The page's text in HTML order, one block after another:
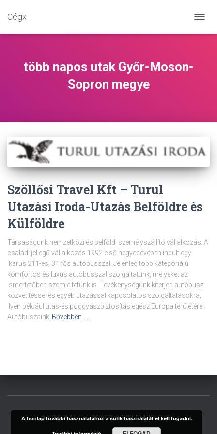
Cégx
BE-/
több napos utak Győr-Moson-
Sopron megye
Szöllősi Travel Kft – Turul
Utazási Iroda-Utazás Belföldre és
Külföldre
Társaságunk nemzetközi és belföldi személyszállító vállalkozás. A
családi jellegű vállalkozás 1992 első negyedévében indult egy
Ikarus 211-es, 34 fős autóbusszal. Jelenleg több kategóriájú
komfortos és luxus autóbusszal szolgáltatunk, melyeket az
ismertetőben szemléltetünk is. Tevékenységünk kiterjed autóbusz
közvetítéssel és egyéb utazással kapcsolatos szolgáltatásokra,
ilyen például utas-és poggyászbiztosítás egész Európa területére.
Autóbuszaink Bővebben……
KAPCSOLAT ADATKEZELÉSI TÁJÉKOZTATÓ
A honlap további használatához a sütik használatát el kell fogadni.